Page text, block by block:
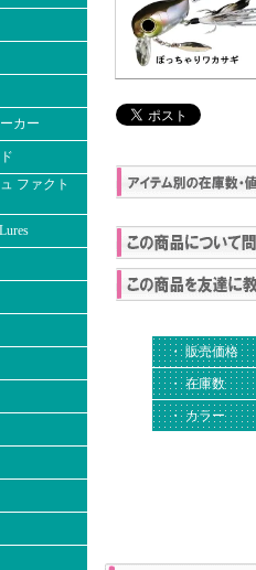
カー
ファクト
・ 販売価格
・ 在庫数
・ カラー